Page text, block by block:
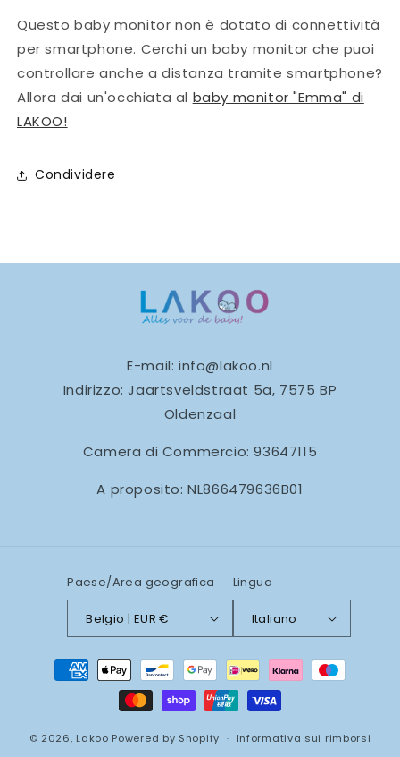
Questo baby monitor non è dotato di connettività
per smartphone. Cerchi un baby monitor che puoi
controllare anche a distanza tramite smartphone?
Allora dai un'occhiata al baby monitor "Emma" di
LAKOO!
Condividere
E-mail: info@lakoo.nl
Indirizzo: Jaartsveldstraat 5a, 7575 BP
Oldenzaal
Camera di Commercio: 93647115
A proposito: NL866479636B01
Paese/Area geografica
Belgio | EUR €
Lingua
Italiano
Metodi
© 2026, Lakoo Powered by Shopify Informativa sui rimborsi